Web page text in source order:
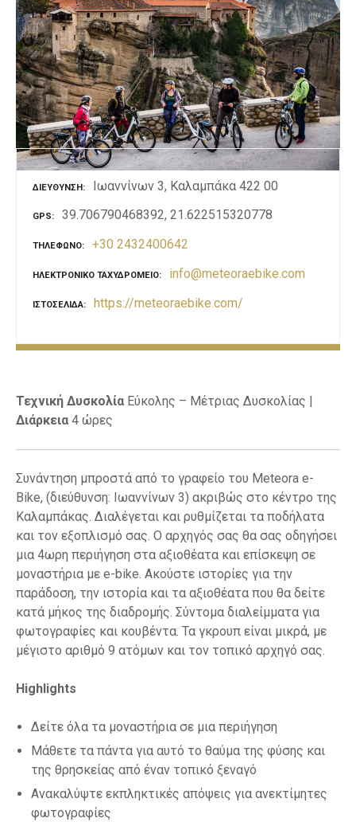
ΔΙΕΎΘΥΝΣΗ Ιωαννίνων 3, Καλαμπάκα 422 00
GPS 39.706790468392, 21.622515320778
ΤΗΛΈΦΩΝΟ +30 2432400642
ΗΛΕΚΤΡΟΝΙΚΌ ΤΑΧΥΔΡΟΜΕΊΟ info@meteoraebike.com
ΙΣΤΟΣΕΛΊΔΑ https://meteoraebike.com/
Τεχνική Δυσκολία Εύκολης – Μέτριας Δυσκολίας |
Διάρκεια 4 ώρες
Συνάντηση μπροστά από το γραφείο του Meteora e-
Bike, (διεύθυνση: Ιωαννίνων 3) ακριβώς στο κέντρο της
Καλαμπάκας. Διαλέγεται και ρυθμίζεται τα ποδήλατα
και τον εξοπλισμό σας. Ο αρχηγός σας θα σας οδηγήσει
μια 4ωρη περιήγηση στα αξιοθέατα και επίσκεψη σε
μοναστήρια με e-bike. Ακούστε ιστορίες για την
παράδοση, την ιστορία και τα αξιοθέατα που θα δείτε
κατά μήκος της διαδρομής. Σύντομα διαλείμματα για
φωτογραφίες και κουβέντα. Τα γκρουπ είναι μικρά, με
μέγιστο αριθμό 9 ατόμων και τον τοπικό αρχηγό σας.
Highlights
Δείτε όλα τα μοναστήρια σε μια περιήγηση
Μάθετε τα πάντα για αυτό το θαύμα της φύσης και
της θρησκείας από έναν τοπικό ξεναγό
Ανακαλύψτε εκπληκτικές απόψεις για ανεκτίμητες
φωτογραφίες